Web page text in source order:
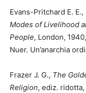
Evans-Pritchard E. E.,
Modes of Livelihood
People, London,
Nuer. Un’anarchia
Frazer J. G., The
Religion, ediz.